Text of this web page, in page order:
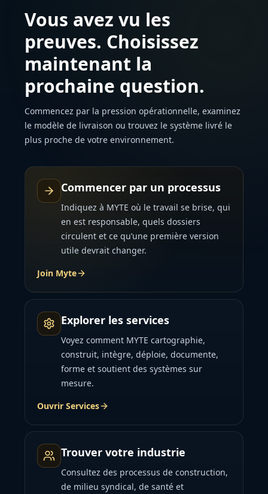
Vous avez vu les
preuves. Choisissez
maintenant la
prochaine question.
Commencez par la pression opérationnelle, examinez
le modèle de livraison ou trouvez le système livré le
plus proche de votre environnement.
Commencer par un processus
Indiquez à MYTE où le travail se brise, qui
en est responsable, quels dossiers
circulent et ce qu’une première version
utile devrait changer.
Join Myte
Explorer les services
Voyez comment MYTE cartographie,
construit, intègre, déploie, documente,
forme et soutient des systèmes sur
mesure.
Ouvrir Services
Trouver votre industrie
Consultez des processus de construction,
de milieu syndical, de santé et